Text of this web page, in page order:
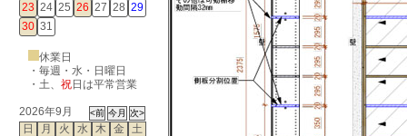
23 24 25 26 27 28 29
30 31
休業日
・毎週・水・日曜日
・ 土、 祝日は平常営業
2026年9月
日
月 火 水 木 金
土